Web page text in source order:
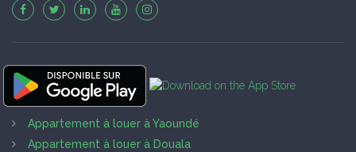
Appartement à louer à Yaoundé
Appartement à louer à Douala